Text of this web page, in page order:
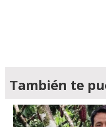
También te